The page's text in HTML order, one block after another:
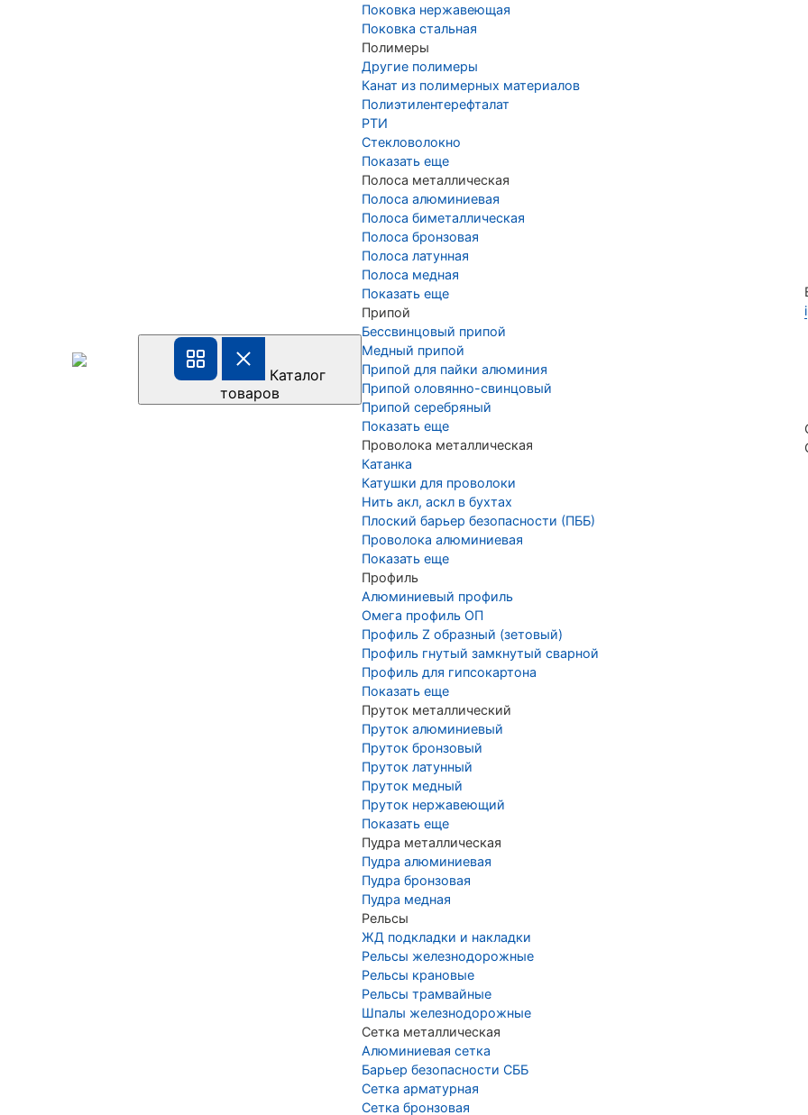
Каталог
товаров
Поковка нержавеющая
Поковка стальная
Полимеры
Другие полимеры
Канат из полимерных материалов
Полиэтилентерефталат
РТИ
Стекловолокно
Показать еще
Полоса металлическая
Полоса алюминиевая
Полоса биметаллическая
Полоса бронзовая
Полоса латунная
Полоса медная
Показать еще
Припой
Бессвинцовый припой
Медный припой
Припой для пайки алюминия
Припой оловянно-свинцовый
Припой серебряный
Показать еще
Проволока металлическая
Катанка
Катушки для проволоки
Нить акл, аскл в бухтах
Плоский барьер безопасности (ПББ)
Проволока алюминиевая
Показать еще
Профиль
Алюминиевый профиль
Омега профиль ОП
Профиль Z образный (зетовый)
Профиль гнутый замкнутый сварной
Профиль для гипсокартона
Показать еще
Пруток металлический
Пруток алюминиевый
Пруток бронзовый
Пруток латунный
Пруток медный
Пруток нержавеющий
Показать еще
Пудра металлическая
Пудра алюминиевая
Пудра бронзовая
Пудра медная
Рельсы
ЖД подкладки и накладки
Рельсы железнодорожные
Рельсы крановые
Рельсы трамвайные
Шпалы железнодорожные
Сетка металлическая
Алюминиевая сетка
Барьер безопасности СББ
Сетка арматурная
Сетка бронзовая